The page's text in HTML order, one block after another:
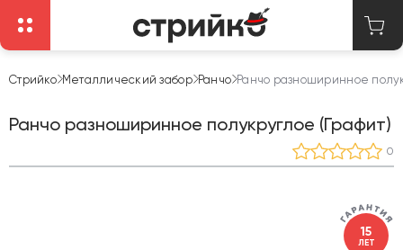
Стрийко Металлический забор Ранчо Ранчо разноширинное
Ранчо разноширинное полукруглое (Графит)
0
15
ЛЕТ